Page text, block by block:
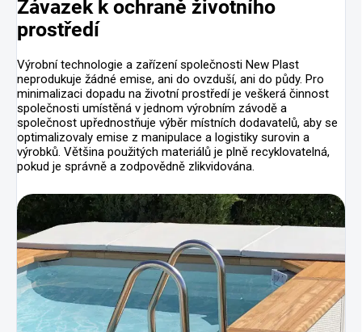
Závazek k ochraně životního
prostředí
Výrobní technologie a zařízení společnosti New Plast
neprodukuje žádné emise, ani do ovzduší, ani do půdy. Pro
minimalizaci dopadu na životní prostředí je veškerá činnost
společnosti umístěná v jednom výrobním závodě a
společnost upřednostňuje výběr místních dodavatelů, aby se
optimalizovaly emise z manipulace a logistiky surovin a
výrobků. Většina použitých materiálů je plně recyklovatelná,
pokud je správně a zodpovědně zlikvidována.